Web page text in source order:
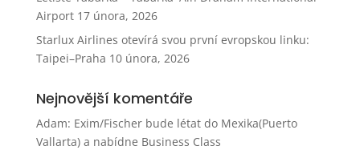
Airport 17 února, 2026
Starlux Airlines otevírá svou první evropskou linku:
Taipei–Praha 10 února, 2026
Nejnovější komentáře
Adam: Exim/Fischer bude létat do Mexika(Puerto
Vallarta) a nabídne Business Class